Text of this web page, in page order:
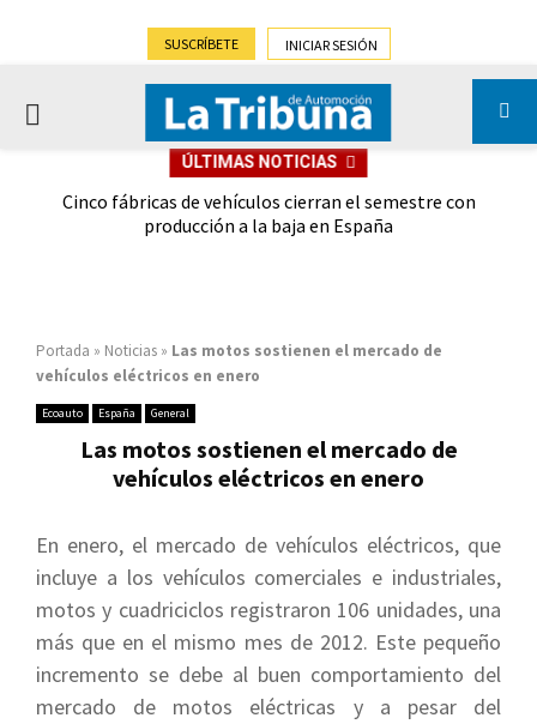
SUSCRÍBETE INICIAR SESIÓN
PRIMARY
ÚLTIMAS NOTICIAS
Cinco fábricas de vehículos cierran el semestre con
producción a la baja en España
Portada » Noticias » Las motos sostienen el mercado de
vehículos eléctricos en enero
Ecoauto España General
Las motos sostienen el mercado de
vehículos eléctricos en enero
En enero, el mercado de vehículos eléctricos, que
incluye a los vehículos comerciales e industriales,
motos y cuadriciclos registraron 106 unidades, una
más que en el mismo mes de 2012. Este pequeño
incremento se debe al buen comportamiento del
mercado de motos eléctricas y a pesar del